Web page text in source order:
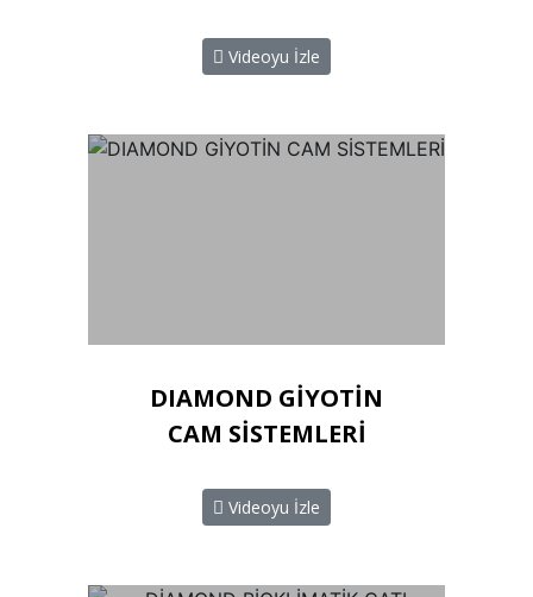
Videoyu İzle
DIAMOND GİYOTİN
CAM SİSTEMLERİ
Videoyu İzle